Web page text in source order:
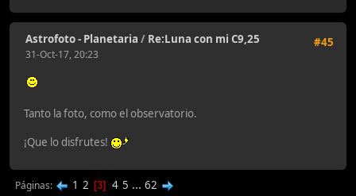
#45
Astrofoto - Planetaria / Re:Luna con mi C9,25
31-Oct-17, 20:23
Tanto la foto, como el observatorio.
¡Que lo disfrutes!
Páginas 1 2 3 4 5 ... 62